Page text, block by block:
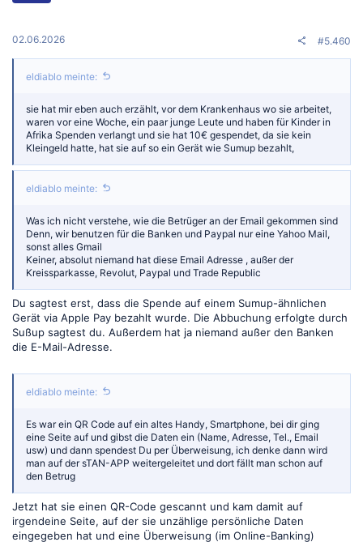
02.06.2026 #5.460
eldiablo meinte:
sie hat mir eben auch erzählt, vor dem Krankenhaus wo sie arbeitet,
waren vor eine Woche, ein paar junge Leute und haben für Kinder in
Afrika Spenden verlangt und sie hat 10€ gespendet, da sie kein
Kleingeld hatte, hat sie auf so ein Gerät wie Sumup bezahlt,
eldiablo meinte:
Was ich nicht verstehe, wie die Betrüger an der Email gekommen sind
Denn, wir benutzen für die Banken und Paypal nur eine Yahoo Mail,
sonst alles Gmail
Keiner, absolut niemand hat diese Email Adresse , außer der
Kreissparkasse, Revolut, Paypal und Trade Republic
Du sagtest erst, dass die Spende auf einem Sumup-ähnlichen
Gerät via Apple Pay bezahlt wurde. Die Abbuchung erfolgte durch
Sußup sagtest du. Außerdem hat ja niemand außer den Banken
die E-Mail-Adresse.
eldiablo meinte:
Es war ein QR Code auf ein altes Handy, Smartphone, bei dir ging
eine Seite auf und gibst die Daten ein (Name, Adresse, Tel., Email
usw) und dann spendest Du per Überweisung, ich denke dann wird
man auf der sTAN-APP weitergeleitet und dort fällt man schon auf
den Betrug
Jetzt hat sie einen QR-Code gescannt und kam damit auf
irgendeine Seite, auf der sie unzählige persönliche Daten
eingegeben hat und eine Überweisung (im Online-Banking)